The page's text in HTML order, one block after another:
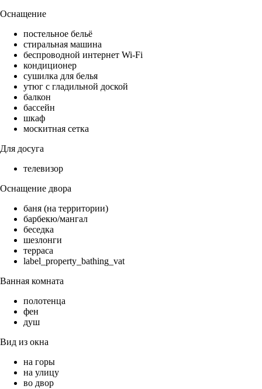
Оснащение
постельное бельё
стиральная машина
беспроводной интернет Wi-Fi
кондиционер
сушилка для белья
утюг с гладильной доской
балкон
бассейн
шкаф
москитная сетка
Для досуга
телевизор
Оснащение двора
баня (на территории)
барбекю/мангал
беседка
шезлонги
терраса
label_property_bathing_vat
Ванная комната
полотенца
фен
душ
Вид из окна
на горы
на улицу
во двор